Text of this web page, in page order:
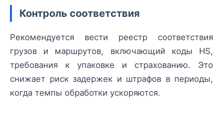
Контроль соответствия
Рекомендуется вести реестр соответствия
грузов и маршрутов, включающий коды HS,
требования к упаковке и страхованию. Это
снижает риск задержек и штрафов в периоды,
когда темпы обработки ускоряются.